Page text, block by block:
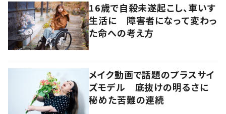
16歳で自殺未遂起こし、車いす
生活に 障害者になって変わっ
た命への考え方
メイク動画で話題のプラスサイ
ズモデル 底抜けの明るさに
秘めた苦難の連続